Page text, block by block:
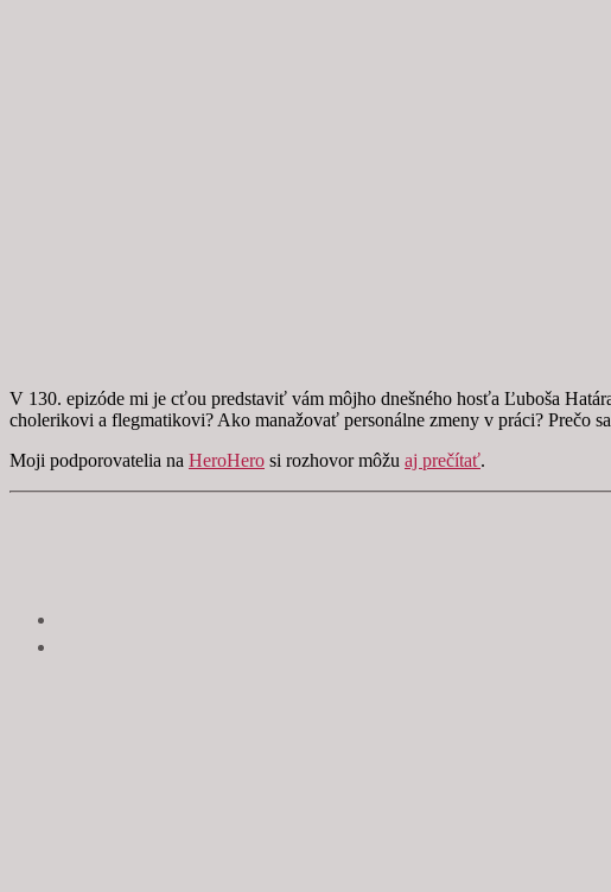
V 130. epizóde mi je cťou predstaviť vám môjho dnešného hosťa Ľuboša
cholerikovi a flegmatikovi? Ako manažovať personálne zmeny v práci? Prečo
Moji podporovatelia na HeroHero si rozhovor môžu aj prečítať.